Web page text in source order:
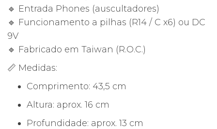
🔹 Entrada Phones (auscultadores)
🔹 Funcionamento a pilhas (R14 / C x6) ou DC
9V
🔹 Fabricado em Taiwan (R.O.C.)
📏 Medidas:
Comprimento: 43,5 cm
Altura: aprox. 16 cm
Profundidade: aprox. 13 cm